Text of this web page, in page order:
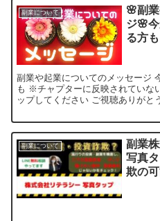
副業について
🌸副
ジ🌸
る方も
副業や起業についてのメッセージ
も ※チャプターに反映されていな
ップしてください ご視聴ありがと
副業について
副業
写真
欺の